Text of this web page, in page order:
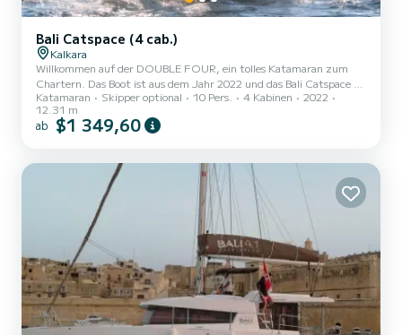
Bali Catspace (4 cab.)
Kalkara
Willkommen auf der DOUBLE FOUR, ein tolles Katamaran zum
Chartern. Das Boot ist aus dem Jahr 2022 und das Bali Catspace (4
cab.) bringt Sie zu den schönsten Ankerplätzen um Kalkara. Das
Boot hat 4 Kabinen mit allem Komfort und eine Kapazität von 10
Personen. Mit einer Gesamtlänge von 12 Metern wird es Ihr
Katamaran Skipper optional 10 Pers. 4 Kabinen
2022
12.31 m
ab $1 349,60